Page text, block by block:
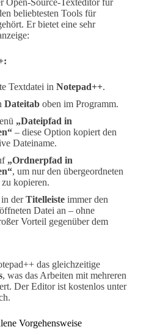
beliebtesten Tools für
Er bietet eine sehr
Textdatei in Notepad++.
Dateitab oben im Programm.
„Dateipfad in
– diese Option kopiert den
Dateiname.
„Ordnerpfad in
, um nur den übergeordneten
kopieren.
in derTitelleiste immer den
Datei an – ohne
Vorteil gegenüber dem
das gleichzeitige
, was das Arbeiten mit mehreren
Der Editor ist kostenlos unter
Vorgehensweise